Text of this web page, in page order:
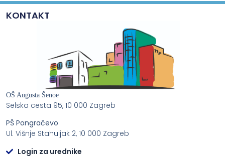
KONTAKT
OŠ Augusta Šenoe
Selska cesta 95, 10 000 Zagreb
PŠ Pongračevo
Ul. Višnje Stahuljak 2, 10 000 Zagreb
Login za urednike